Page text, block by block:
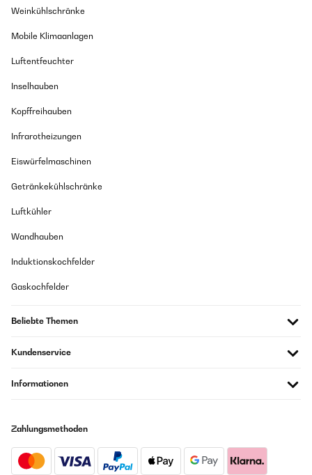
Weinkühlschränke
Mobile Klimaanlagen
Luftentfeuchter
Inselhauben
Kopffreihauben
Infrarotheizungen
Eiswürfelmaschinen
Getränkekühlschränke
Luftkühler
Wandhauben
Induktionskochfelder
Gaskochfelder
Beliebte Themen
Kundenservice
Informationen
Zahlungsmethoden